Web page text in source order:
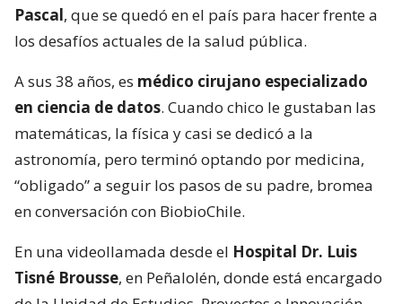
Pascal, que se quedó en el país para hacer frente a
los desafíos actuales de la salud pública.
A sus 38 años, es médico cirujano especializado
en ciencia de datos. Cuando chico le gustaban las
matemáticas, la física y casi se dedicó a la
astronomía, pero terminó optando por medicina,
“obligado” a seguir los pasos de su padre, bromea
en conversación con BiobioChile.
En una videollamada desde el Hospital Dr. Luis
Tisné Brousse, en Peñalolén, donde está encargado